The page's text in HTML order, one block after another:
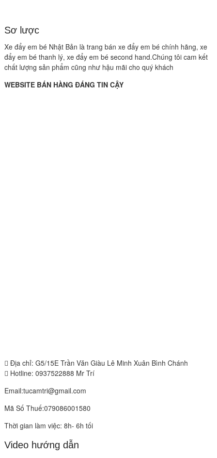
Sơ lược
Xe đẩy em bé Nhật Bản là trang bán xe đẩy em bé chính hãng, xe
đẩy em bé thanh lý, xe đẩy em bé second hand.Chúng tôi cam kết
chất lượng sản phẩm cũng như hậu mãi cho quý khách
WEBSITE BÁN HÀNG ĐÁNG TIN CẬY
Địa chỉ: G5/15E Trần Văn Giàu Lê Minh Xuân Bình Chánh
Hotline: 0937522888 Mr Trí
Email:tucamtri@gmail.com
Mã Số Thuế:079086001580
Thời gian làm việc: 8h- 6h tối
Video hướng dẫn